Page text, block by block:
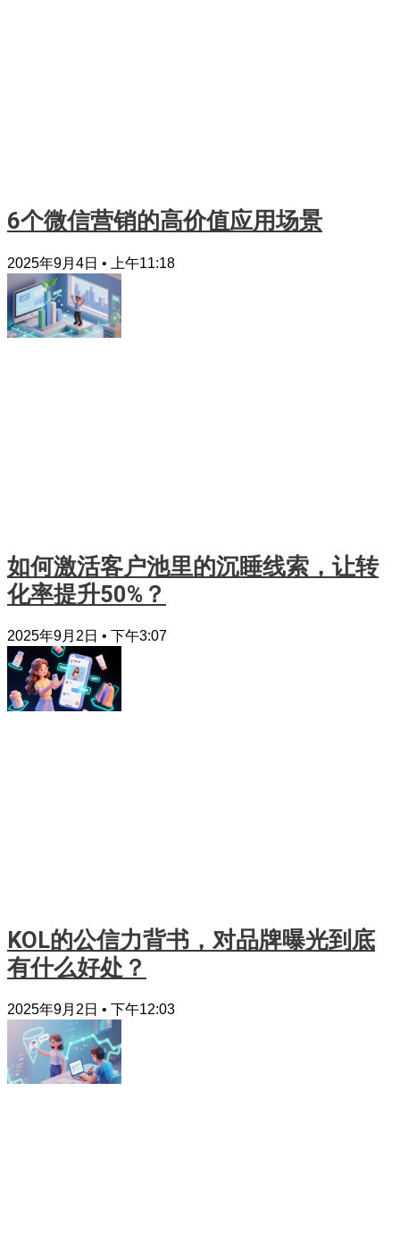
6个微信营销的高价值应用场景
2025年9月4日 上午11:18
如何激活客户池里的沉睡线索，让转
化率提升50%？
2025年9月2日 下午3:07
KOL的公信力背书，对品牌曝光到底
有什么好处？
2025年9月2日 下午12:03